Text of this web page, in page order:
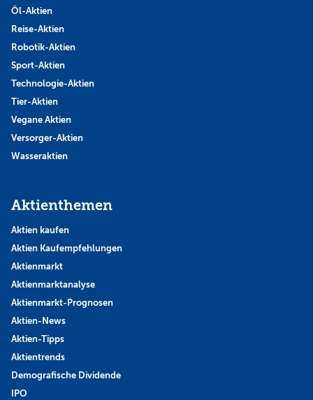
Öl-Aktien
Reise-Aktien
Robotik-Aktien
Sport-Aktien
Technologie-Aktien
Tier-Aktien
Vegane Aktien
Versorger-Aktien
Wasseraktien
Aktienthemen
Aktien kaufen
Aktien Kaufempfehlungen
Aktienmarkt
Aktienmarktanalyse
Aktienmarkt-Prognosen
Aktien-News
Aktien-Tipps
Aktientrends
Demografische Dividende
IPO